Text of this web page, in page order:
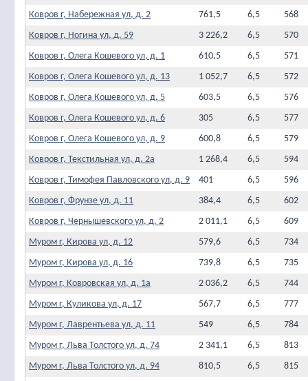
Ковров г, Набережная ул, д. 2
761,5 6,5
568
Ковров г, Ногина ул, д. 59
3 226,2 6,5
570
Ковров г, Олега Кошевого ул, д. 1
610,5 6,5
571
Ковров г, Олега Кошевого ул, д. 13
1 052,7 6,5
572
Ковров г, Олега Кошевого ул, д. 5
603,5 6,5
576
Ковров г, Олега Кошевого ул, д. 6
305 6,5
577
Ковров г, Олега Кошевого ул, д. 9
600,8 6,5
579
Ковров г, Текстильная ул, д. 2а
1 268,4 6,5
594
Ковров г, Тимофея Павловского ул, д. 9
401 6,5
596
Ковров г, Фрунзе ул, д. 11
384,4 6,5
602
Ковров г, Чернышевского ул, д. 2
2 011,1 6,5
609
Муром г, Кирова ул, д. 12
579,6 6,5
734
Муром г, Кирова ул, д. 16
739,8 6,5
735
Муром г, Ковровская ул, д. 1а
2 036,2 6,5
744
Муром г, Куликова ул, д. 17
567,7 6,5
777
Муром г, Лаврентьева ул, д. 11
549 6,5
784
Муром г, Льва Толстого ул, д. 74
2 341,1 6,5
813
Муром г, Льва Толстого ул, д. 94
810,5 6,5
815